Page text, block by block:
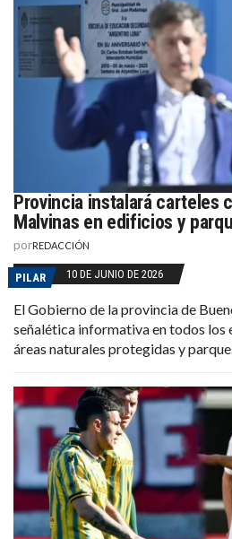
Provincia instalará carteles
Malvinas en edificios y
porREDACCIÓN
PILAR 10 DE JUNIO DE 2026
El Gobierno de la provincia de
señalética informativa en todos los
áreas naturales protegidas y